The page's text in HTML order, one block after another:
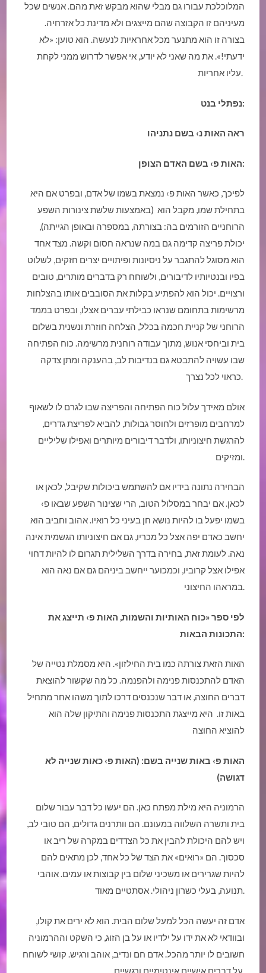
המלוכלכת עבורו גם מבלי שהוא מבקש זאת מהם. אנשים שכל
מעיניהם זו הקבוצה שהם מייצגים ולא מדינת כל אזרחיה.
בצורה זו הוא מתנער מכל אחראיות לנעשה. הוא טוען: «לא
ידעתי!». את מה שאני לא יודע, אי אפשר לדרוש ממני לקחת
עליו אחריות.
נפתלי בנט:
ראה האות נ› בשם נתניהו
האות פ› בשם האדם הצופן:
לפיכך, כאשר האות פ› נמצאת בשמו של אדם, ובפרט אם היא
בתחילת שמו, מקבל הוא (באמצעות שלשת צינורות השפע
הרוחניים הזורמים בה: בצורתה, במספרה ובאופן הגייתה),
יכולת פריצה קדימה גם במה שנראה חסום וקשה. מצד אחד
הוא מסוגל להתגבר על ניסיונות ופיתויים יצרים חזקים, לשלוט
בפיו ובנטיותיו לדיבורים, ולשוחח רק בדברים מותרים, טובים
ורצויים. יכול הוא להפתיע בקלות את הסובבים אותו בהצלחות
מרשימות בתחומם שנראו כבילתי עברים אצלו, ובפרט בממד
הרוחני של קניית חכמה בכלל, הצלחה חוזרת ונשנית בשלום
בית וביחסי אנוש, מתוך עבודה רוחנית מרשימה. כוח הפתיחה
שבו עשויה להתבטא גם בנדיבות לב, בהענקה ומתן צדקה
כראוי לכל נצרך.
אולם מאידך עלול כוח הפתיחה והפריצה שבו לגרם לו לשאוף
למרחבים מופרזים ולחוסר גבולות, להביא לפריצת גדרים,
להרגשת חיצוניותו, ולדבר דיבורים מיותרים ואפילו שליליים
הבחירה נתונה בידיו אם להשתמש ביכולות שקיבל, לכאן או
לכאן. אם יבחר במסלול הטוב, הרי שצינור השפע שבאו פ›
בשמו יפעל בו להיות נושא חן בעיני כל רואיו. אהוב וחביב הוא
יחשב כאדם יפה אצל כל מכריו, גם אם חיצוניותו הגשמית אינה
נאה. לעומת זאת, בחירה בדרך השלילית תגרום לו להיות דחוי
אפילו אצל קרוביו, וכמכוער ייחשב ביניהם גם אם נאה הוא
במראהו החיצוני.
לפי ספר «כוח האותיות והשמות האות פ› תייצג את
התכונות הבאות:
האות הזאת צורתה כמו בית החילזון». היא מסמלת נטייה של
האדם להתכנסות פנימה ולהפנמה. כל מה שקשור להוצאת
דברים החוצה, או דבר שנכנסים דרכו לתוך משהו אחר מתחיל
באות זו. היא מייצגת התכנסות פנימה והתיקון שלה הוא
להוציא החוצה
האות פ› באות שנייה בשם: (האות פ› כאות שנייה לא
דגושה)
הרמוניה היא מילת מפתח כאן. הם יעשו כל דבר עבור שלום
בית ותשרה השלווה במעונם. הם וותרנים גדולים, הם טובי לב,
ויש להם היכולת להבין את כל הצדדים במקרה של ריב או
סכסוך. הם «רואים» את הצד של כל אחד, לכן מתאים להם
להיות שגרירים או משכיני שלום בין קבוצות או עמים. אוהבי
תנועה, בעלי כשרון ניהולי. אסתטיים מאוד.
אדם זה יעשה הכל למעל שלום הבית. הוא לא ירים את קולו,
ובוודאי לא את ידו על ילדיו או על בן הזוג, כי השקט וההרמוניה
חשובים לו יותר מהכל. אדם חם ונדיב, אוהב ורגיש. קושי לשוחח